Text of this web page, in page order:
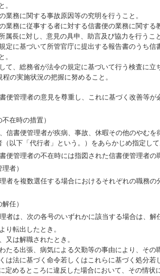
。
業務に関する事故原因等の究明を行うこと。
の業務に従事する者に対する信書便の業務に関す
属長に対し、意見の具申、助言及び協力を行うこと
規定に基づいて所管官庁に提出する報告書のうち
。
て、総務省が法令の規定に基づいて行う検査に立
程の実施状況の把握に努めること。
管理者の意見を尊重し、これに基づく改善等が
在時の措置）
書便管理者が疾病、事故、休暇その他のやむを
（以下「代行者」という。）をあらかじめ指定して
管理者の不在時には指図された信書便管理者の
者）
を複数選任する場合におけるそれぞれの職務の
任）
は、次の各号のいずれかに該当する場合は、解
り転出したとき。
又は解職されたとき。
たる出張、病気による欠勤等の事由により、その
は法に基づく命令若しくはこれらに基づく処分
定めるところに違反した場合において、その情状